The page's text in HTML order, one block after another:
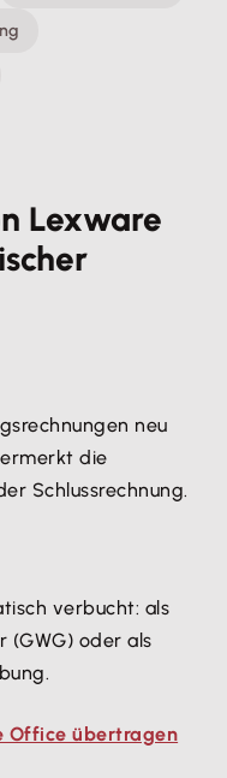
Lexware
neu
die
Schlussrechnung.
verbucht: als
oder als
Office übertragen